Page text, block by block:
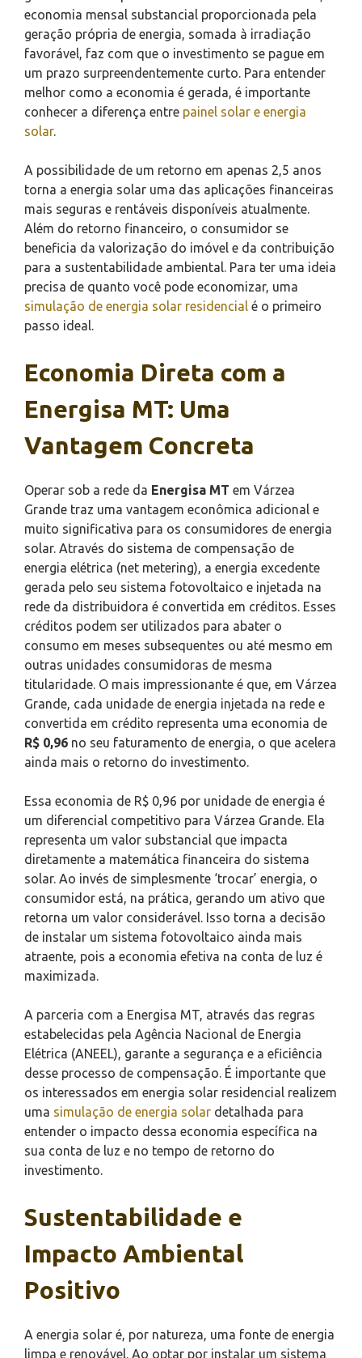
economia mensal substancial proporcionada pela
geração própria de energia, somada à irradiação
favorável, faz com que o investimento se pague em
um prazo surpreendentemente curto. Para entender
melhor como a economia é gerada, é importante
conhecer a diferença entre painel solar e energia
solar.
A possibilidade de um retorno em apenas 2,5 anos
torna a energia solar uma das aplicações financeiras
mais seguras e rentáveis disponíveis atualmente.
Além do retorno financeiro, o consumidor se
beneficia da valorização do imóvel e da contribuição
para a sustentabilidade ambiental. Para ter uma ideia
precisa de quanto você pode economizar, uma
simulação de energia solar residencial é o primeiro
passo ideal.
Economia Direta com a
Energisa MT: Uma
Vantagem Concreta
Operar sob a rede da Energisa MT em Várzea
Grande traz uma vantagem econômica adicional e
muito significativa para os consumidores de energia
solar. Através do sistema de compensação de
energia elétrica (net metering), a energia excedente
gerada pelo seu sistema fotovoltaico e injetada na
rede da distribuidora é convertida em créditos. Esses
créditos podem ser utilizados para abater o
consumo em meses subsequentes ou até mesmo em
outras unidades consumidoras de mesma
titularidade. O mais impressionante é que, em Várzea
Grande, cada unidade de energia injetada na rede e
convertida em crédito representa uma economia de
R$ 0,96 no seu faturamento de energia, o que acelera
ainda mais o retorno do investimento.
Essa economia de R$ 0,96 por unidade de energia é
um diferencial competitivo para Várzea Grande. Ela
representa um valor substancial que impacta
diretamente a matemática financeira do sistema
solar. Ao invés de simplesmente ‘trocar’ energia, o
consumidor está, na prática, gerando um ativo que
retorna um valor considerável. Isso torna a decisão
de instalar um sistema fotovoltaico ainda mais
atraente, pois a economia efetiva na conta de luz é
maximizada.
A parceria com a Energisa MT, através das regras
estabelecidas pela Agência Nacional de Energia
Elétrica (ANEEL), garante a segurança e a eficiência
desse processo de compensação. É importante que
os interessados em energia solar residencial realizem
uma simulação de energia solar detalhada para
entender o impacto dessa economia específica na
sua conta de luz e no tempo de retorno do
investimento.
Sustentabilidade e
Impacto Ambiental
Positivo
A energia solar é, por natureza, uma fonte de energia
limpa e renovável. Ao optar por instalar um sistema